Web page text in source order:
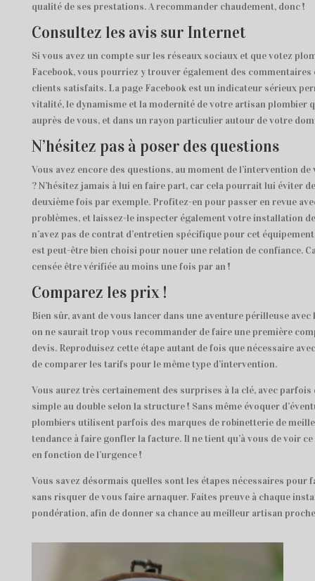
qualité de ses prestations. A recommander chaudement, donc !
Consultez les avis sur Internet
Si vous avez un compte sur les réseaux sociaux et que votez
Facebook, vous pourriez y trouver également des commentaires
clients satisfaits. La page Facebook est un indicateur sérieux
vitalité, le dynamisme et la modernité de votre artisan plombier
auprès de vous, et dans un rayon particulier autour de votre
N’hésitez pas à poser des questions
Vous avez encore des questions, au moment de l’intervention
? N’hésitez jamais à lui en faire part, car cela pourrait lui éviter
deuxième fois par exemple. Profitez-en pour passer en revue
problèmes, et laissez-le inspecter également votre installation
n’avez pas de contrat d’entretien spécifique pour cet
est peut-être bien choisi pour nouer une relation de confiance.
censée être vérifiée au moins une fois par an !
Comparez les prix !
Bien sûr, avant de vous lancer dans une aventure périlleuse
on ne saurait trop vous recommander de faire une première
devis. Reproduisez cette étape autant de fois que nécessaire
de comparer les tarifs pour le même type d’intervention.
Vous aurez très certainement des surprises à la clé, avec
simple au double selon la structure ! Sans même évoquer
plombiers utilisent parfois des marques de robinetterie de
tendance à faire gonfler la facture. Il ne tient qu’à vous de voir
en fonction de l’urgence !
Vous savez désormais quelles sont les étapes nécessaires pour
sans risquer de vous faire arnaquer. Faites preuve à chaque
pondération, afin de donner sa chance au meilleur artisan